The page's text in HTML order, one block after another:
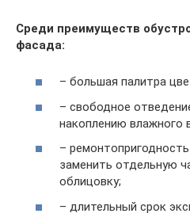
Среди преимуществ
фасада:
– большая палитра
– свободное
накоплению влажного
–
заменить отдельную
облицовку;
– длительный срок